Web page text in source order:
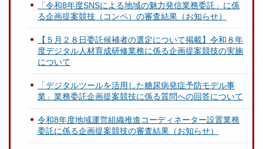
「令和8年度SNSによる地域の魅力発信業務委託」に係
る企画提案競技（コンペ）の審査結果（お知らせ）
【５月２８日委託候補者の選定について掲載】令和８年
度デジタル人材育成研修業務に係る企画提案競技の実施
について
「デジタルツールを活用した糖尿病発症予防モデル事
業」業務委託企画提案競技に係る質問への回答について
令和8年度地域運営組織推進コーディネーター設置業務
委託に係る企画提案競技の審査結果（お知らせ）